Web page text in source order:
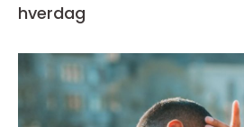
hverdag